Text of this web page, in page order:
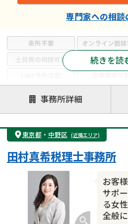
来所不要 オンライン面
土日祝の相談可能
19時以降電話
注力案件
遺言書作成・遺言執行
相続放棄
遺産分割
遺留分侵害額
相続手続き
銀行手続き
成年後見・任意後見
贈与税
相続人調査
相続財産調査
相続トラブル
続きを読
専門家への相談
事務所詳細
東京都 ・ 中野区 (近隣エリア)
お客
サポ
る女
全般
田村真希税理士事務所